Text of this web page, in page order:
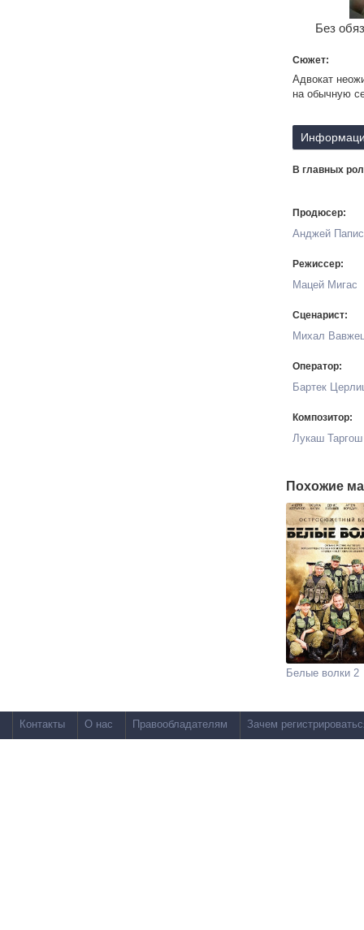
Без
Сюжет:
Адвокат
на обычную
В главных
Продюсер:
Анджей Папис
Режиссер:
Мацей Мигас
Сценарист:
Михал
Оператор:
Бартек
Композитор:
Лукаш Таргош
Похожие
Белые волки 2
Контакты О нас Правообладателям Зачем